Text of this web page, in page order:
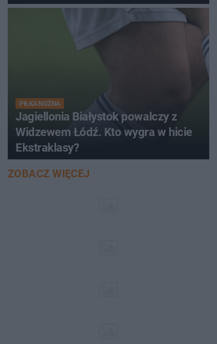
PIŁKA NOŻNA
Jagiellonia Białystok powalczy z
Widzewem Łódź. Kto wygra w hicie
Ekstraklasy?
ZOBACZ WIĘCEJ